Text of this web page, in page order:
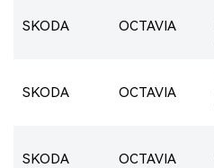
SKODA OCTAVIA
SKODA OCTAVIA
SKODA OCTAVIA